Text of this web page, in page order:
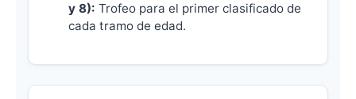
y 8): Trofeo para el primer clasificado de
cada tramo de edad.